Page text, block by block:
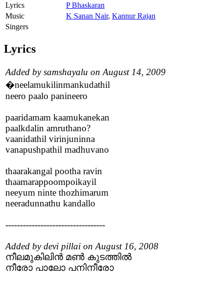
Lyrics
P Bhaskaran
Music
K Sanan Nair, Kannur Rajan
Singers
Lyrics
Added by samshayalu on August 14, 2009
�neelamukilinmankudathil
neero paalo panineero
paaridamam kaamukanekan
paalkdalin amruthano?
vaanidathil virinjuninna
vanapushpathil madhuvano
thaarakangal pootha ravin
thaamarappoompoikayil
neeyum ninte thozhimarum
neeradunnathu kandallo
----------------------------------
Added by devi pillai on August 16, 2008
നീലമുകിലിന്‍ മണ്‍ കുടത്തില്‍
നീരോ പാലോ പനിനീരോ